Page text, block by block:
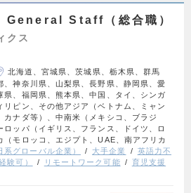
General Staff（総合職）
クス
北海道、宮城県、茨城県、栃木県、群馬
、神奈川県、山梨県、長野県、静岡県、愛
県、福岡県、熊本県、中国、タイ、シンガ
リピン、その他アジア（ベトナム、ミャン
カナダ等）、中南米（メキシコ、ブラジ
ロッパ（イギリス、フランス、ドイツ、ロ
（モロッコ、エジプト、UAE、南アフリカ
グローバル企業） 大手企業
英語力不
験可） リモートワーク可能
育児支援